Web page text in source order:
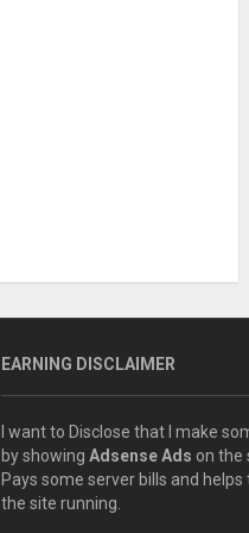
EARNING DISCLAIMER
I want to Disclose that I make
by showing Adsense Ads on the
Pays some server bills and helps
the site running.